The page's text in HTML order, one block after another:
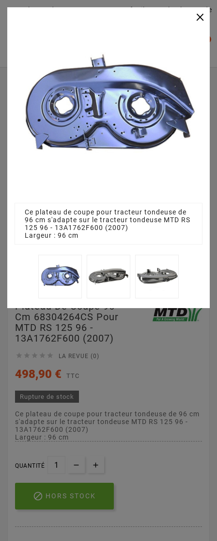
Plateaudecoupe.com : Trouver facilement le plateau de
Accueil
Plateau de coupe
Plateau de coupe 96 cm 68304264CS pour MTD RS 125 96
- 13A1762F600 (2007)
Plateau De Coupe 96
Cm 68304264CS Pour
MTD RS 125 96 -
13A1762F600 (2007)
     LA REVUE (0)
498,90 € TTC
Rupture de stock
Ce plateau de coupe pour tracteur tondeuse de 96 cm
s'adapte sur le tracteur tondeuse MTD RS 125 96 -
13A1762F600 (2007)
Largeur : 96 cm
QUANTITÉ
 HORS STOCK
×
Ce plateau de coupe pour tracteur tondeuse de
96 cm s'adapte sur le tracteur tondeuse MTD RS
125 96 - 13A1762F600 (2007)
Largeur : 96 cm